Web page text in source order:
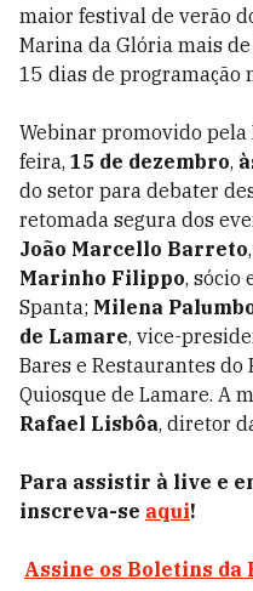
maior festival de verão
Marina da Glória mais
15 dias de programação
Webinar promovido
feira, 15 de dezembro,
do setor para debater
retomada segura dos
João Marcello Barreto
Marinho Filippo, sócio
Spanta; Milena
de Lamare, vice-
Bares e Restaurantes do
Quiosque de Lamare. A
Rafael Lisbôa, diretor
Para assistir à live e
inscreva-se aqui!
Assine os Boletins da